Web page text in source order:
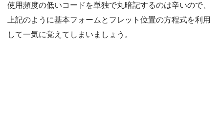
使用頻度の低いコードを単独で丸暗記するのは辛いので、
上記のように基本フォームとフレット位置の方程式を利用
して一気に覚えてしまいましょう。